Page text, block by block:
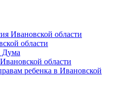
Ивановской области
области
Дума
области
ребенка в Ивановской